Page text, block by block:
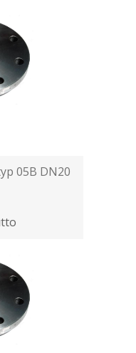
05B DN20